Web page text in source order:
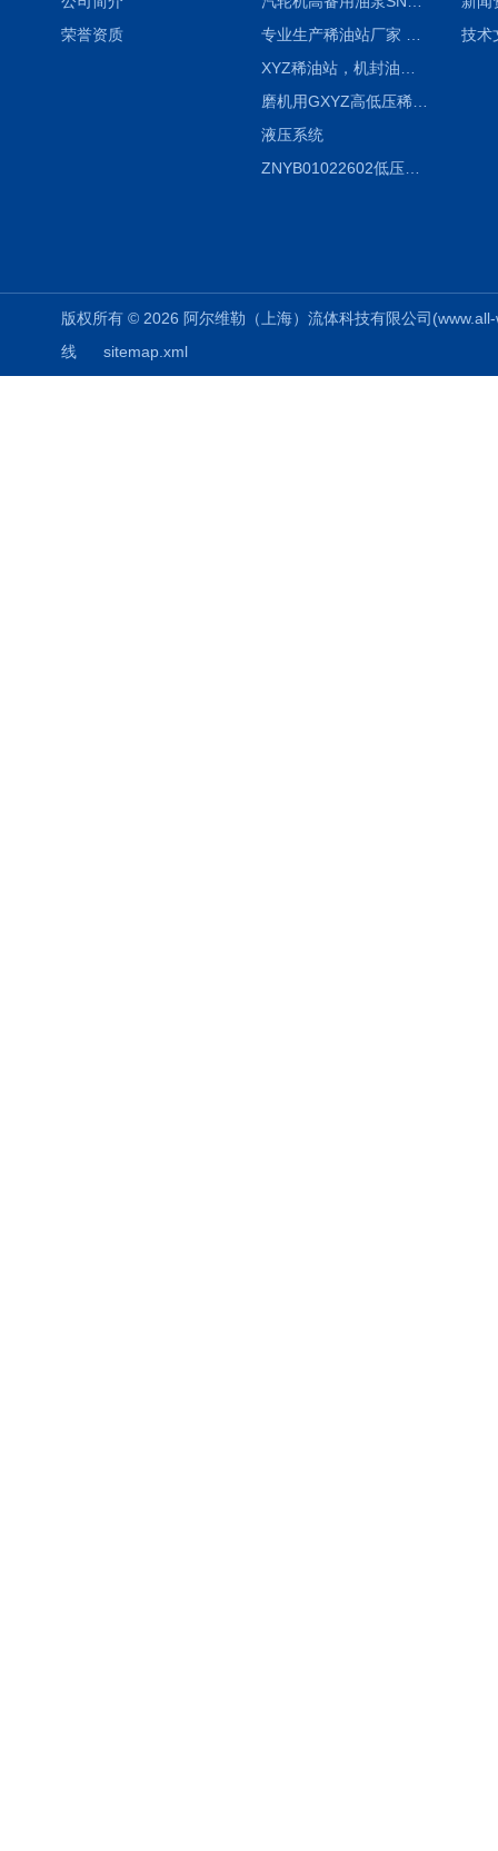
荣誉资质
磨机用GXYZ高低压稀油站，静压油润滑系统
液压系统
ZNYB01022602低压螺杆泵
技术
版权所有 © 2026 阿尔维勒（上海）流体科技有限公司
线
sitemap.xml